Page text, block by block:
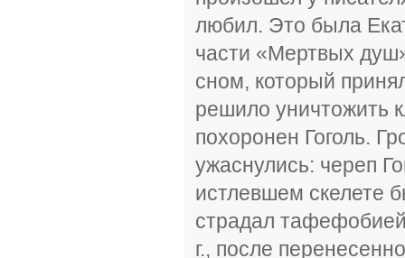
любил. Это была
части «Мертвых
сном, который
решило уничтожить
похоронен Гоголь.
ужаснулись: череп
истлевшем скелете
страдал
г., после